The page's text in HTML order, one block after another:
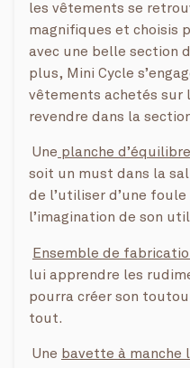
les vêtements se
magnifiques et choisis
avec une belle section
plus, Mini Cycle
vêtements achetés sur
revendre dans la
Une planche d’équilibre
soit un must dans la
de l’utiliser d’une
l’imagination de son
Ensemble de
lui apprendre les
pourra créer son
tout.
Une bavette à manche